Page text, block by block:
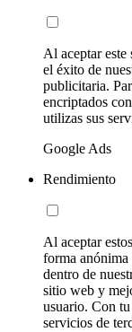
Al aceptar
el éxito de
publicitaria.
encriptados
utilizas sus
Google Ads
Rendimiento
Al aceptar
forma
dentro de
sitio web y
usuario. Con
servicios de